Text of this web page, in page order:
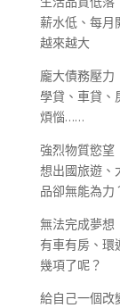
薪水低、每月
越來越大
龐大債務壓力
學貸、車貸、
煩惱……
強烈物質慾望
想出國旅遊、
品卻無能為力
無法完成夢想
有車有房、環
幾項了呢？
給自己一個改